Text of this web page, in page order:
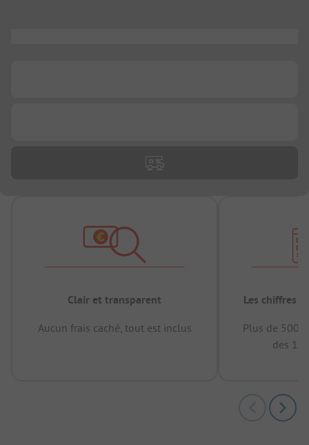
Clair et transparent
Aucun frais caché, tout est inclus
Les chiffres
Plus de
des 12